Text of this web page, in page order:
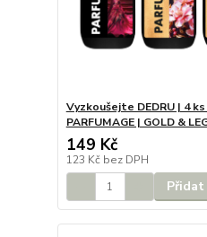
Vyzkoušejte DEDRU | 4
PARFUMAGE | GOLD &
149 Kč
123 Kč bez DPH